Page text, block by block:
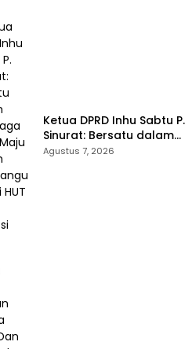
Ketua DPRD Inhu Sabtu P.
Sinurat: Bersatu dalam
Keberagaman, Maju dalam
Agustus 7, 2026